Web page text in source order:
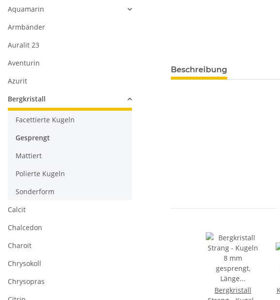
weitere Registerkarten anzeigen
Beschreibung
Bergkristall
Aquamarin
Armbänder
Auralit 23
Aventurin
Azurit
Bergkristall
Facettierte Kugeln
Gesprengt
Mattiert
Polierte Kugeln
Sonderform
Calcit
Chalcedon
Charoit
Chrysokoll
Chrysopras